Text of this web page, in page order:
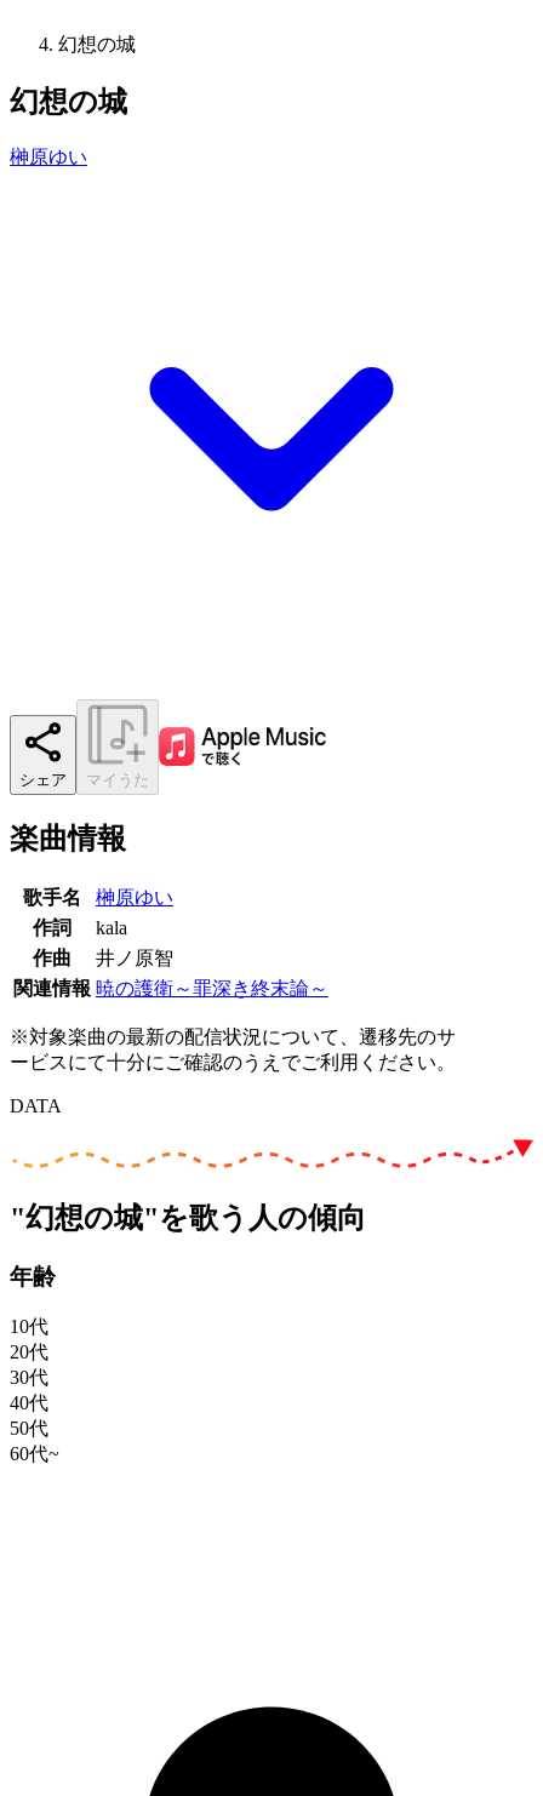
幻想の城
幻想の城
榊原ゆい
シェア マイうた
楽曲情報
歌手名
榊原ゆい
作詞
kala
作曲
井ノ原智
関連情報 暁の護衛～罪深き終末論～
※対象楽曲の最新の配信状況について、遷移先のサ
ービスにて十分にご確認のうえでご利用ください。
DATA
"幻想の城"を歌う人の傾向
年齢
10代
20代
30代
40代
50代
60代~